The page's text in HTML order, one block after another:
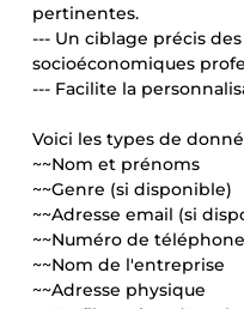
pertinentes.
--- Un ciblage précis
socioéconomiques
--- Facilite la
Voici les types de
~~Nom et prénoms
~~Genre (si disponible)
~~Adresse email (si
~~Numéro de téléphone
~~Nom de l'entreprise
~~Adresse physique